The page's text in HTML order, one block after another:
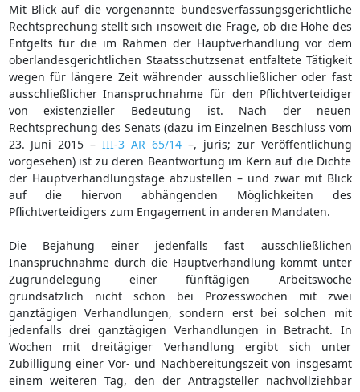
Mit Blick auf die vorgenannte bundesverfassungsgerichtliche
Rechtsprechung stellt sich insoweit die Frage, ob die Höhe des
Entgelts für die im Rahmen der Hauptverhandlung vor dem
oberlandesgerichtlichen Staatsschutzsenat entfaltete Tätigkeit
wegen für längere Zeit währender ausschließlicher oder fast
ausschließlicher Inanspruchnahme für den Pflichtverteidiger
von existenzieller Bedeutung ist. Nach der neuen
Rechtsprechung des Senats (dazu im Einzelnen Beschluss vom
23. Juni 2015 –III-3 AR 65/14–, juris; zur Veröffentlichung
vorgesehen) ist zu deren Beantwortung im Kern auf die Dichte
der Hauptverhandlungstage abzustellen – und zwar mit Blick
auf die hiervon abhängenden Möglichkeiten des
Pflichtverteidigers zum Engagement in anderen Mandaten.
Die Bejahung einer jedenfalls fast ausschließlichen
Inanspruchnahme durch die Hauptverhandlung kommt unter
Zugrundelegung einer fünftägigen Arbeitswoche
grundsätzlich nicht schon bei Prozesswochen mit zwei
ganztägigen Verhandlungen, sondern erst bei solchen mit
jedenfalls drei ganztägigen Verhandlungen in Betracht. In
Wochen mit dreitägiger Verhandlung ergibt sich unter
Zubilligung einer Vor- und Nachbereitungszeit von insgesamt
einem weiteren Tag, den der Antragsteller nachvollziehbar